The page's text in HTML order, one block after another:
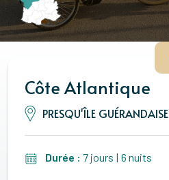
Côte Atlantique
PRESQU'ÎLE GUÉRANDAISE
Durée : 7 jours | 6 nuits